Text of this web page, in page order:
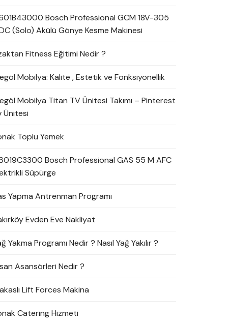
Bosch Professional GCM 18V-305
(Solo) Akülü Gönye Kesme Makinesi
Fitness Eğitimi Nedir ?
Mobilya: Kalite , Estetik ve Fonksiyonellik
Mobilya Titan TV Ünitesi Takımı – Pinterest
Ünitesi
Toplu Yemek
Bosch Professional GAS 55 M AFC
Süpürge
Yapma Antrenman Programı
Evden Eve Nakliyat
Yakma Programı Nedir ? Nasıl Yağ Yakılır ?
Asansörleri Nedir ?
Lift Forces Makina
Catering Hizmeti